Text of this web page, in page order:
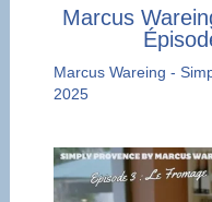
Marcus
Marcus Wareing -
2025